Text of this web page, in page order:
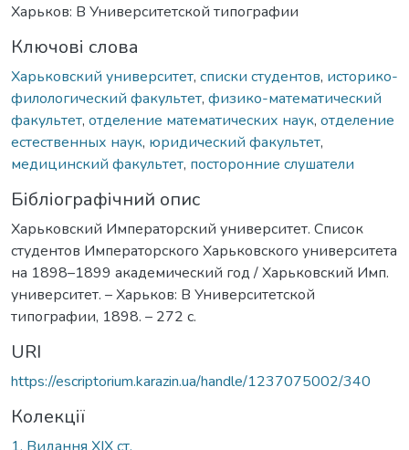
Харьков: В Университетской типографии
Ключові слова
Харьковский университет, списки студентов, историко-
филологический факультет, физико-математический
факультет, отделение математических наук, отделение
естественных наук, юридический факультет,
медицинский факультет, посторонние слушатели
Бібліографічний опис
Харьковский Императорский университет. Список
студентов Императорского Харьковского университета
на 1898–1899 академический год / Харьковский Имп.
университет. – Харьков: В Университетской
типографии, 1898. – 272 с.
URI
https://escriptorium.karazin.ua/handle/1237075002/340
Колекції